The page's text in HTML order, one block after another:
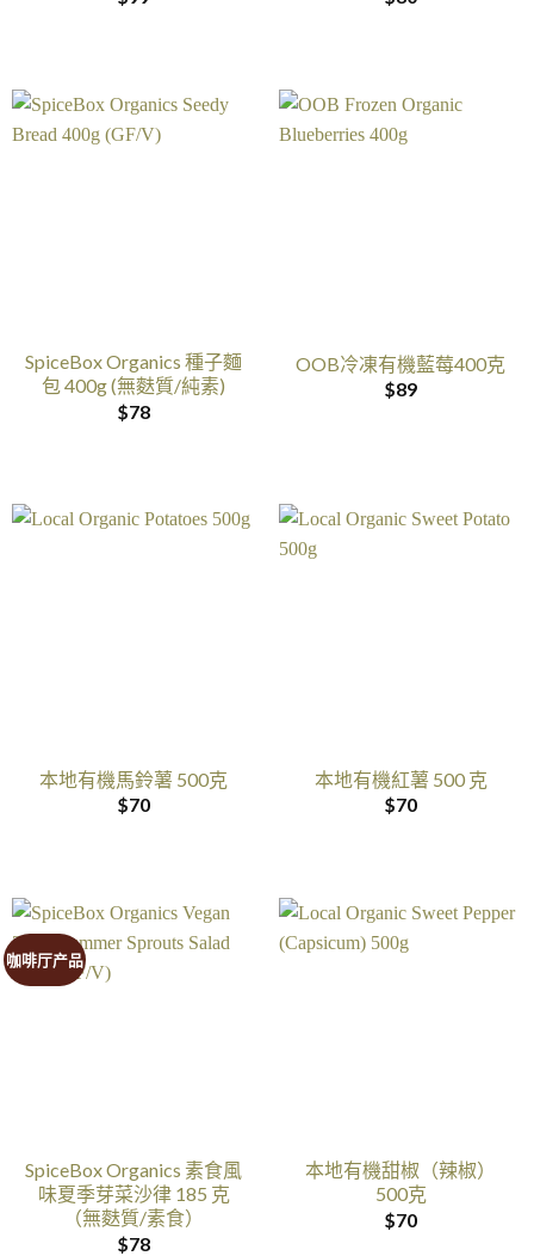
SpiceBox Organics 種子麵
包 400g (無麩質/純素)
$78
OOB冷凍有機藍莓400克
$89
本地有機馬鈴薯 500克
$70
本地有機紅薯 500 克
$70
咖啡厅产品
SpiceBox Organics 素食風
味夏季芽菜沙律 185 克
（無麩質/素食）
$78
本地有機甜椒（辣椒）
500克
$70